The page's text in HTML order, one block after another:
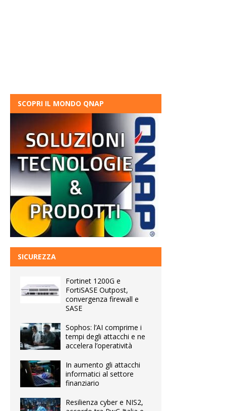
SCOPRI IL MONDO QNAP
SICUREZZA
Fortinet 1200G e
FortiSASE Outpost,
convergenza firewall e
SASE
Sophos: l’AI comprime i
tempi degli attacchi e ne
accelera l’operatività
In aumento gli attacchi
informatici al settore
finanziario
Resilienza cyber e NIS2,